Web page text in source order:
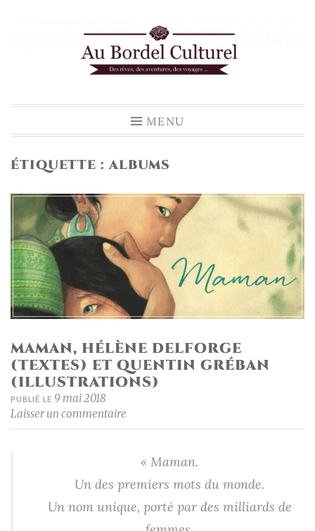
MENU
ÉTIQUETTE :ALBUMS
MAMAN, HÉLÈNE DELFORGE
(TEXTES) ET QUENTIN GRÉBAN
(ILLUSTRATIONS)
PUBLIÉ LE 9 mai 2018
Laisser un commentaire
« Maman.
Un des premiers mots du monde.
Un nom unique, porté par des milliards de